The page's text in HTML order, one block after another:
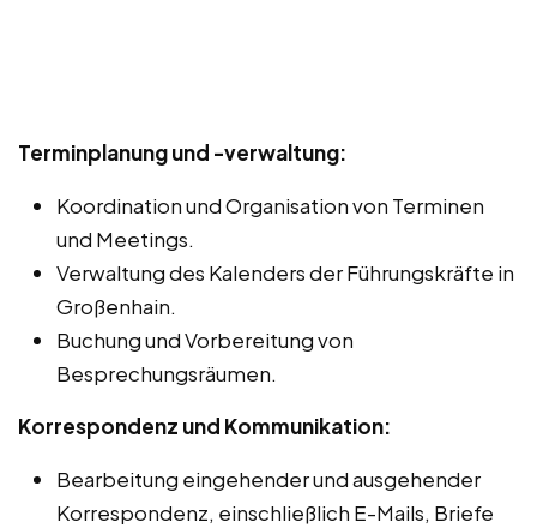
Terminplanung und -verwaltung:
Koordination und Organisation von Terminen
und Meetings.
Verwaltung des Kalenders der Führungskräfte in
Großenhain.
Buchung und Vorbereitung von
Besprechungsräumen.
Korrespondenz und Kommunikation:
Bearbeitung eingehender und ausgehender
Korrespondenz, einschließlich E-Mails, Briefe